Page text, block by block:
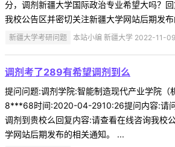
分，调剂新疆大学国际政治专业希望大吗？
我校公告区并密切关注新疆大学网站后期发
新疆大学考研问题 本站小编 新疆大学 2022-11-09
调剂考了289有希望调剂到么
提问问题:调剂学院:智能制造现代产业学院（
8***68时间:2020-04-2910:26提问内容:请
调剂到贵校么回复内容:请查看在线咨询我校
学网站后期发布的相关通知。 ...